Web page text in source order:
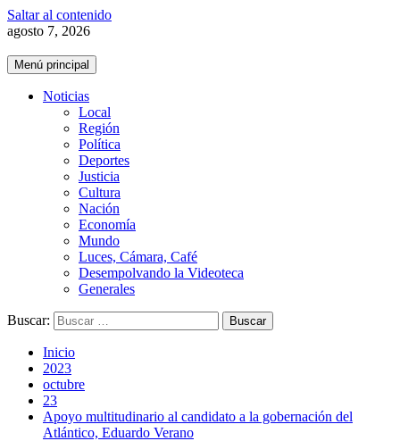
Saltar al contenido
agosto 7, 2026
Menú principal
Noticias
Local
Región
Política
Deportes
Justicia
Cultura
Nación
Economía
Mundo
Luces, Cámara, Café
Desempolvando la Videoteca
Generales
Buscar:
Inicio
2023
octubre
23
Apoyo multitudinario al candidato a la gobernación del
Atlántico, Eduardo Verano